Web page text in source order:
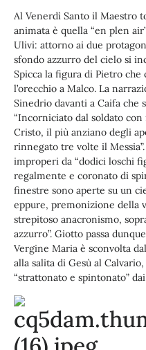
Al Venerdì Santo il Maestro
animata è quella “en plen
Ulivi: attorno ai due
sfondo azzurro del cielo si
Spicca la figura di Pietro
l’orecchio a Malco. La
Sinedrio davanti a Caifa che
“Incorniciato dal soldato
Cristo, il più anziano degli
rinnegato tre volte il
improperi da “dodici loschi
regalmente e coronato di
finestre sono aperte su un
eppure, premonizione della
strepitoso anacronismo,
azzurro”. Giotto passa
Vergine Maria è sconvolta
alla salita di Gesù al
“strattonato e spintonato”